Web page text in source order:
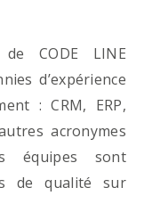
de CODE LINE
d’expérience
: CRM, ERP,
acronymes
équipes sont
de qualité sur